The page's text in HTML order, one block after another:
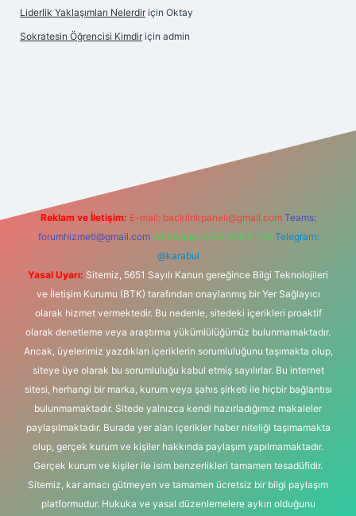
Liderlik Yaklaşımları Nelerdir için Oktay
Sokratesin Öğrencisi Kimdir için admin
Reklam ve İletişim: E-mail: backlinkpaneli@gmail.com Teams:
forumhizmeti@gmail.com Whatsapp: 0262 606 0 726 Telegram:
@karabul
Yasal Uyarı: Sitemiz, 5651 Sayılı Kanun gereğince Bilgi Teknolojileri
ve İletişim Kurumu (BTK) tarafından onaylanmış bir Yer Sağlayıcı
olarak hizmet vermektedir. Bu nedenle, sitedeki içerikleri proaktif
olarak denetleme veya araştırma yükümlülüğümüz bulunmamaktadır.
Ancak, üyelerimiz yazdıkları içeriklerin sorumluluğunu taşımakta olup,
siteye üye olarak bu sorumluluğu kabul etmiş sayılırlar. Bu internet
sitesi, herhangi bir marka, kurum veya şahıs şirketi ile hiçbir bağlantısı
bulunmamaktadır. Sitede yalnızca kendi hazırladığımız makaleler
paylaşılmaktadır. Burada yer alan içerikler haber niteliği taşımamakta
olup, gerçek kurum ve kişiler hakkında paylaşım yapılmamaktadır.
Gerçek kurum ve kişiler ile isim benzerlikleri tamamen tesadüfidir.
Sitemiz, kar amacı gütmeyen ve tamamen ücretsiz bir bilgi paylaşım
platformudur. Hukuka ve yasal düzenlemelere aykırı olduğunu